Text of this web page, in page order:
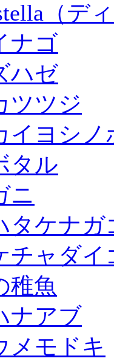
（デ
ナゴ
ハゼ
ツツジ
イヨシノ
タル
ニ
タケナガ
チャダイ
稚魚
ナアブ
メモドキ